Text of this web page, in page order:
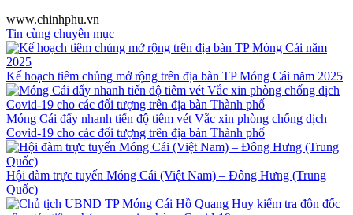
www.chinhphu.vn
Tin cùng chuyên mục
Kế hoạch tiêm chủng mở rộng trên địa bàn TP Móng Cái năm 2025
Móng Cái đẩy nhanh tiến độ tiêm vét Vắc xin phòng chống dịch
Covid-19 cho các đối tượng trên địa bàn Thành phố
Hội đàm trực tuyến Móng Cái (Việt Nam) – Đông Hưng (Trung
Quốc)